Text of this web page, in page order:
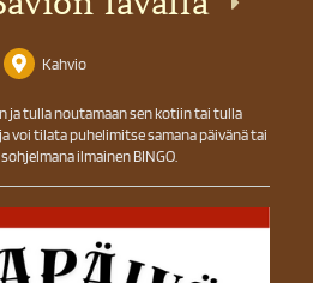
Kahvio
ja tulla noutamaan sen kotiin tai tulla
voi tilata puhelimitse samana päivänä tai
ilmainen BINGO.